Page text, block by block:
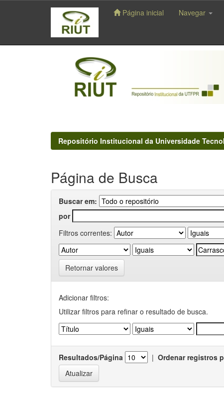
navigation
Página inicial Navegar
Repositório Institucional da Universidade
Página de Busca
Buscar em:
por
Filtros correntes:
Retornar valores
Adicionar filtros:
Utilizar filtros para refinar o resultado de busca.
Resultados/Página | Ordenar registros